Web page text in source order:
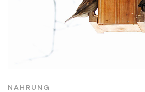
NAHRUNG